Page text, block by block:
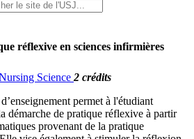
réflexive en sciences infirmières
Science 2 crédits
permet à l'étudiant
démarche de pratique réflexive à partir
provenant de la pratique